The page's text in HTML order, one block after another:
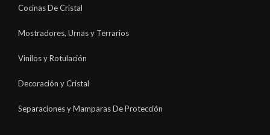
Cocinas De Cristal
Mostradores, Urnas y Terrarios
Vinilos y Rotulación
Decoración y Cristal
Separaciones y Mamparas De Protección